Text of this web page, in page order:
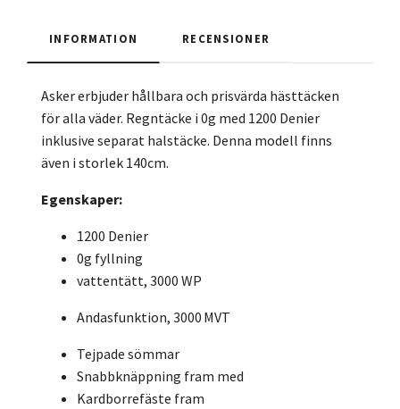
INFORMATION RECENSIONER
Asker erbjuder hållbara och prisvärda hästtäcken
för alla väder. Regntäcke i 0g med 1200 Denier
inklusive separat halstäcke. Denna modell finns
även i storlek 140cm.
Egenskaper:
1200 Denier
0g fyllning
vattentätt, 3000 WP
Andasfunktion, 3000 MVT
Tejpade sömmar
Snabbknäppning fram med
Kardborrefäste fram